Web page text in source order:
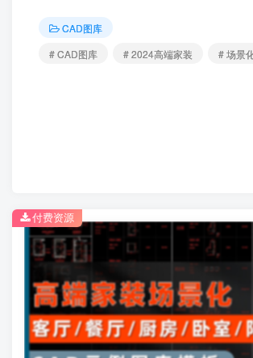
CAD图库
# CAD图库
# 2024高端家装 # 场景
付费资源